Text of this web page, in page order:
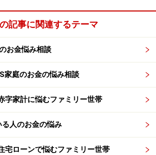
記事に関連するテーマ
お金悩み相談
家庭のお金の悩み相談
字家計に悩むファミリー世帯
人のお金の悩み
宅ローンで悩むファミリー世帯